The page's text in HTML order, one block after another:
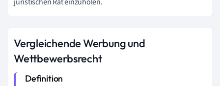
Vergleichende Werbung und
Wettbewerbsrecht